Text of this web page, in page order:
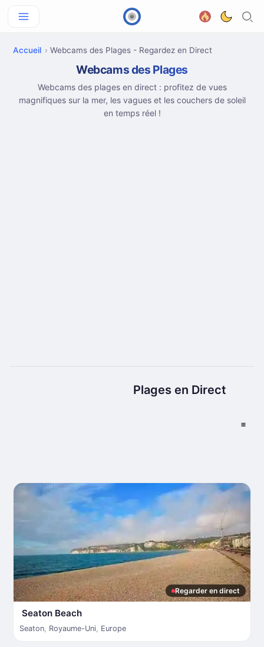
Accueil Webcams des Plages - Regardez en Direct
Webcams des Plages
Webcams des plages en direct : profitez de vues
magnifiques sur la mer, les vagues et les couchers de soleil
en temps réel !
Plages en Direct
Regarder en direct
Seaton Beach
Seaton, Royaume-Uni, Europe